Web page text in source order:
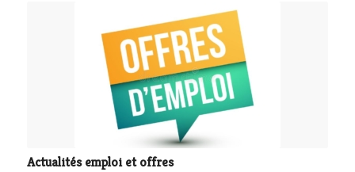
Actualités emploi et offres